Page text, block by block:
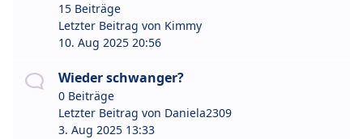
15 Beiträge
Letzter Beitrag von Kimmy
10. Aug 2025 20:56
Wieder schwanger?
0 Beiträge
Letzter Beitrag von Daniela2309
3. Aug 2025 13:33